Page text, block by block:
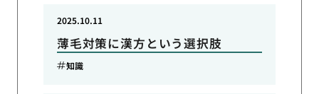
薄毛対策に漢方という選択肢
2025.10.11
知識